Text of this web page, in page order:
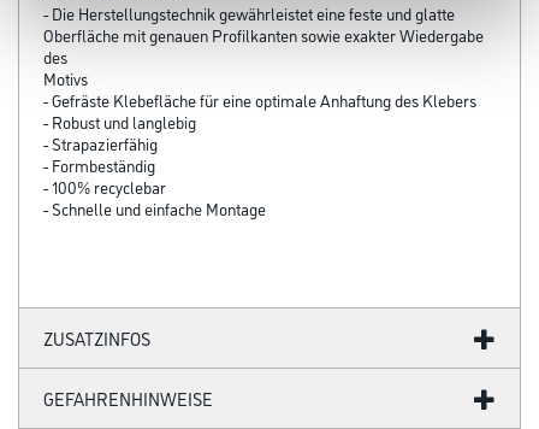
- Die Herstellungstechnik gewährleistet eine feste und glatte
Oberfläche mit genauen Profilkanten sowie exakter Wiedergabe
des
Motivs
- Gefräste Klebefläche für eine optimale Anhaftung des Klebers
- Robust und langlebig
- Strapazierfähig
- Formbeständig
- 100% recyclebar
- Schnelle und einfache Montage
ZUSATZINFOS
GEFAHRENHINWEISE